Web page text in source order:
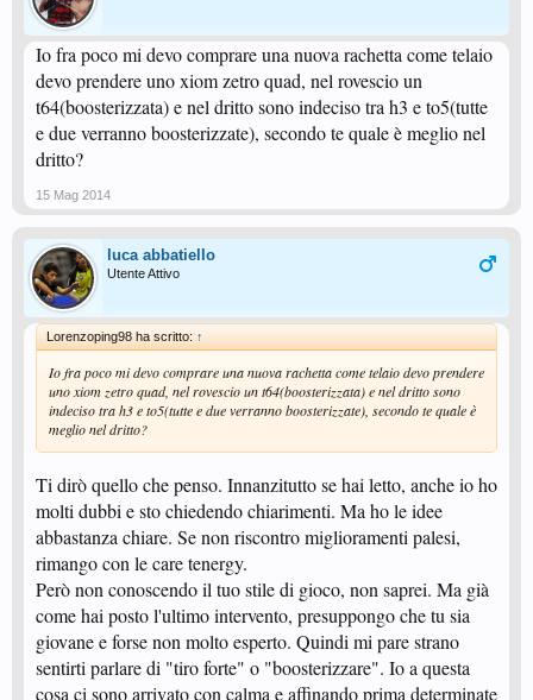
Io fra poco mi devo comprare una nuova rachetta come telaio
devo prendere uno xiom zetro quad, nel rovescio un
t64(boosterizzata) e nel dritto sono indeciso tra h3 e to5(tutte
e due verranno boosterizzate), secondo te quale è meglio nel
dritto?
15 Mag 2014
luca abbatiello
Utente Attivo
Lorenzoping98 ha scritto: ↑
Io fra poco mi devo comprare una nuova rachetta come telaio devo prendere
uno xiom zetro quad, nel rovescio un t64(boosterizzata) e nel dritto sono
indeciso tra h3 e to5(tutte e due verranno boosterizzate), secondo te quale è
meglio nel dritto?
Ti dirò quello che penso. Innanzitutto se hai letto, anche io ho
molti dubbi e sto chiedendo chiarimenti. Ma ho le idee
abbastanza chiare. Se non riscontro miglioramenti palesi,
rimango con le care tenergy.
Però non conoscendo il tuo stile di gioco, non saprei. Ma già
come hai posto l'ultimo intervento, presuppongo che tu sia
giovane e forse non molto esperto. Quindi mi pare strano
sentirti parlare di "tiro forte" o "boosterizzare". Io a questa
cosa ci sono arrivato con calma e affinando prima determinate